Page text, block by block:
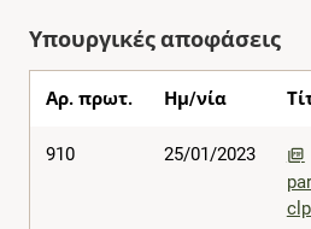
Υπουργικές αποφάσεις
Αρ. πρωτ. Ημ/νία
910 25/01/2023